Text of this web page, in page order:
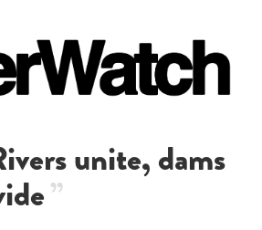
unite, dams